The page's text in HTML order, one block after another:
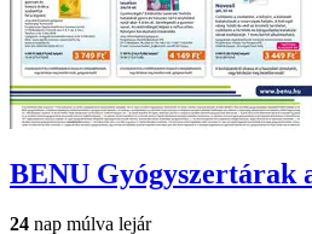
BENU Gyógyszertárak
24 nap múlva lejár